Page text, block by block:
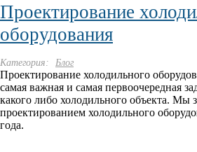
Галерея
Блог
Контакты
Проектирование
оборудования
Категория: Блог
Проектирование холодильного
самая важная и самая первоочередная
какого либо холодильного объекта. Мы
проектированием холодильного
года.